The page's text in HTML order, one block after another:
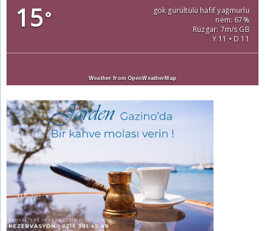
15°
gök gürültülü hafif yağmurlu
nem: 67%
Rüzgar: 7m/s GB
Y 11 • D 11
Weather from OpenWeatherMap